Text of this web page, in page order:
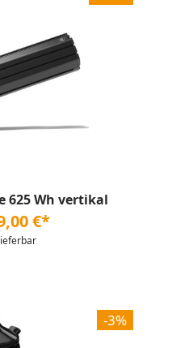
625 Wh vertikal
€*
-3%